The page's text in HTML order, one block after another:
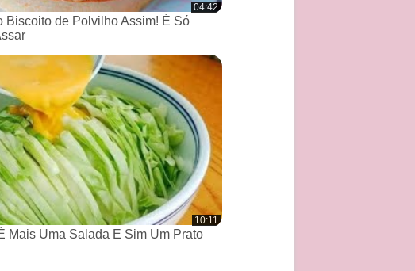
04:42
Biscoito de Polvilho Assim! É Só
10:11
Mais Uma Salada E Sim Um Prato